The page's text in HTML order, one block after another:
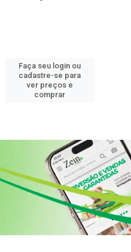
Faça seu login ou
cadastre-se para
ver preços e
comprar